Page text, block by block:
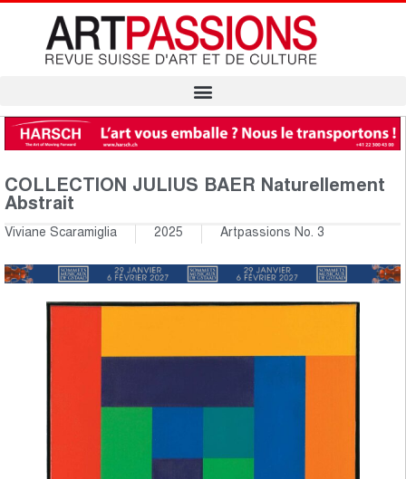
COLLECTION JULIUS BAER Naturellement
Abstrait
Viviane Scaramiglia 2025 Artpassions No. 3